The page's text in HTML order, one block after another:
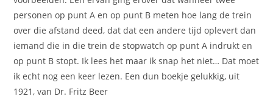
personen op punt A en op punt B meten hoe lang de trein
over die afstand deed, dat dat een andere tijd oplevert dan
iemand die in die trein de stopwatch op punt A indrukt en
op punt B stopt. Ik lees het maar ik snap het niet… Dat moet
ik echt nog een keer lezen. Een dun boekje gelukkig, uit
1921, van Dr. Fritz Beer